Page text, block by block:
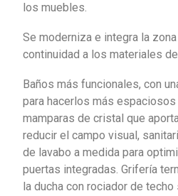
los muebles.
Se moderniza e integra la
continuidad a los materiales
Baños más funcionales, con
para hacerlos más
mamparas de cristal que
reducir el campo visual,
de lavabo a medida para
puertas integradas. Grifería
la ducha con rociador de